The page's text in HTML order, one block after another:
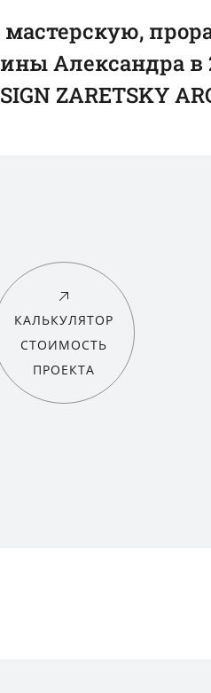
Александра в
ZARETSKY
КАЛЬКУЛЯТОР
СТОИМОСТЬ
ПРОЕКТА